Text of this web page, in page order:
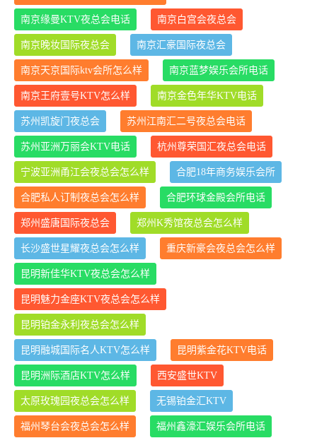
南京缘曼KTV夜总会电话 南京白宫会夜总会
南京晚妆国际夜总会 南京汇豪国际夜总会
南京天京国际ktv会所怎么样 南京蓝梦娱乐会所电话
南京王府壹号KTV怎么样 南京金色年华KTV电话
苏州凯旋门夜总会 苏州江南汇二号夜总会电话
苏州亚洲万丽会KTV电话 杭州尊荣国汇夜总会电话
宁波亚洲甬江会夜总会怎么样 合肥18年商务娱乐会所
合肥私人订制夜总会怎么样 合肥环球金殿会所电话
郑州盛唐国际夜总会 郑州K秀馆夜总会怎么样
长沙盛世星耀夜总会怎么样 重庆新豪会夜总会怎么样
昆明新佳华KTV夜总会怎么样
昆明魅力金座KTV夜总会怎么样
昆明铂金永利夜总会怎么样
昆明融城国际名人KTV怎么样 昆明紫金花KTV电话
昆明洲际酒店KTV怎么样 西安盛世KTV
太原玫瑰园夜总会怎么样 无锡铂金汇KTV
福州琴台会夜总会怎么样 福州鑫濠汇娱乐会所电话